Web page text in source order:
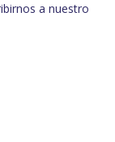
a nuestro